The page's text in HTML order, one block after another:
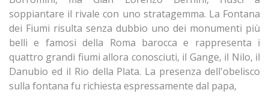
soppiantare il rivale con uno stratagemma. La Fontana
dei Fiumi risulta senza dubbio uno dei monumenti più
belli e famosi della Roma barocca e rappresenta i
quattro grandi fiumi allora conosciuti, il Gange, il Nilo, il
Danubio ed il Rio della Plata. La presenza dell'obelisco
sulla fontana fu richiesta espressamente dal papa,